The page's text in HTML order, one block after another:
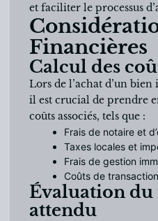
et faciliter le processus
Financières
Calcul des
Lors de l’achat d’un
il est crucial de prendre
coûts associés, tels que :
Frais de notaire et
Taxes locales et
Frais de gestion
Coûts de
Évaluation
attendu